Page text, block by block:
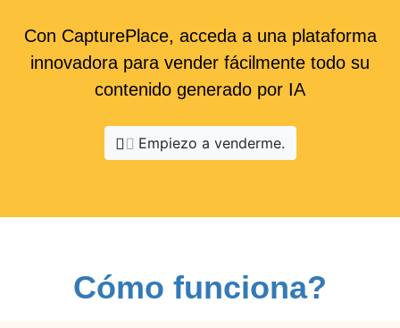
Con CapturePlace, acceda a una plataforma
innovadora para vender fácilmente todo su
contenido generado por IA
Empiezo a venderme.
Cómo funciona?